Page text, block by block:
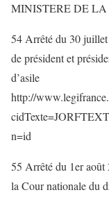
MINISTERE DE LA
54 Arrêté du 30
de président et
d’asile
http://
n=id
55 Arrêté du 1er août
la Cour nationale du